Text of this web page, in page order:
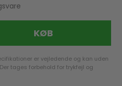
KØB
er vejledende og kan uden
tages forbehold for trykfejl og